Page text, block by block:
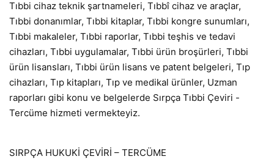
Tıbbi cihaz teknik şartnameleri, Tıbbî cihaz ve araçlar,
Tıbbi donanımlar, Tıbbi kitaplar, Tıbbi kongre sunumları,
Tıbbi makaleler, Tıbbi raporlar, Tıbbi teşhis ve tedavi
cihazları, Tıbbi uygulamalar, Tıbbi ürün broşürleri, Tıbbi
ürün lisansları, Tıbbi ürün lisans ve patent belgeleri, Tıp
cihazları, Tıp kitapları, Tıp ve medikal ürünler, Uzman
raporları gibi konu ve belgelerde Sırpça Tıbbi Çeviri -
Tercüme hizmeti vermekteyiz.
SIRPÇA HUKUKİ ÇEVİRİ – TERCÜME